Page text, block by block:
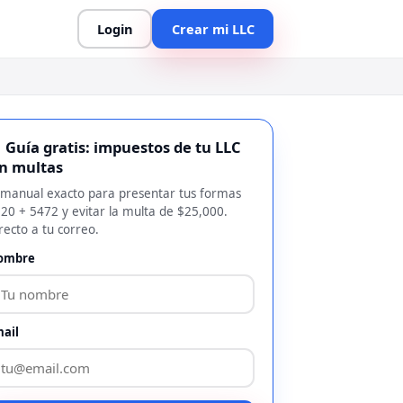
Login Crear mi LLC
Guía gratis: impuestos de tu LLC
multas
exacto para presentar tus formas
+ 5472 y evitar la multa de $25,000.
a tu correo.